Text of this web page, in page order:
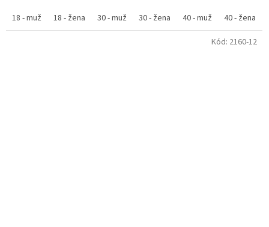
18 - muž
18 - žena 30 - muž 30 - žena 40 - muž 40 - žena
Kód: 2160-12